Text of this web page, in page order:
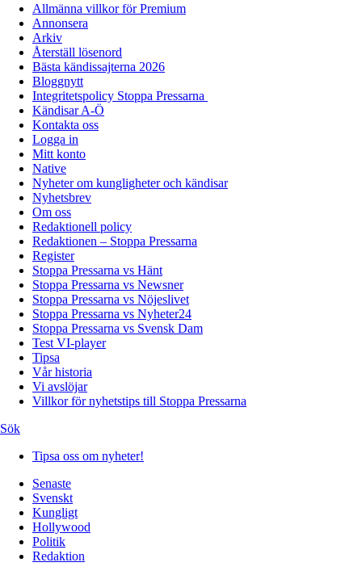
Allmänna villkor för Premium
Annonsera
Arkiv
Återställ lösenord
Bästa kändissajterna 2026
Bloggnytt
Integritetspolicy Stoppa Pressarna
Kändisar A-Ö
Kontakta oss
Logga in
Mitt konto
Native
Nyheter om kungligheter och kändisar
Nyhetsbrev
Om oss
Redaktionell policy
Redaktionen – Stoppa Pressarna
Register
Stoppa Pressarna vs Hänt
Stoppa Pressarna vs Newsner
Stoppa Pressarna vs Nöjeslivet
Stoppa Pressarna vs Nyheter24
Stoppa Pressarna vs Svensk Dam
Test VI-player
Tipsa
Vår historia
Vi avslöjar
Villkor för nyhetstips till Stoppa Pressarna
Sök
Tipsa oss om nyheter!
Senaste
Svenskt
Kungligt
Hollywood
Politik
Redaktion